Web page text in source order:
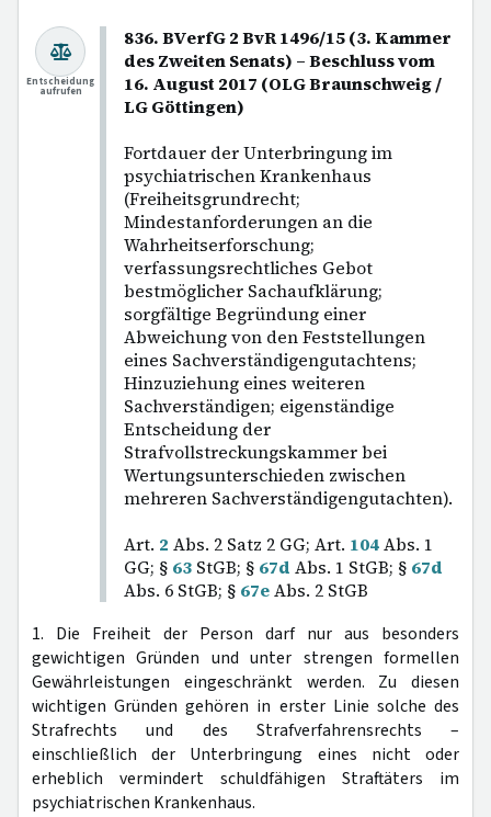
836. BVerfG 2 BvR 1496/15 (3. Kammer
des Zweiten Senats) – Beschluss vom
16. August 2017 (OLG Braunschweig /
LG Göttingen)
Fortdauer der Unterbringung im
psychiatrischen Krankenhaus
(Freiheitsgrundrecht;
Mindestanforderungen an die
Wahrheitserforschung;
verfassungsrechtliches Gebot
bestmöglicher Sachaufklärung;
sorgfältige Begründung einer
Abweichung von den Feststellungen
eines Sachverständigengutachtens;
Hinzuziehung eines weiteren
Sachverständigen; eigenständige
Entscheidung der
Strafvollstreckungskammer bei
Wertungsunterschieden zwischen
mehreren Sachverständigengutachten).
Art. 2 Abs. 2 Satz 2 GG; Art. 104Abs. 1
GG; § 63 StGB; § 67d Abs. 1 StGB; § 67d
Abs. 6 StGB; § 67eAbs. 2 StGB
Entscheidung
aufrufen
1. Die Freiheit der Person darf nur aus besonders
gewichtigen Gründen und unter strengen formellen
Gewährleistungen eingeschränkt werden. Zu diesen
wichtigen Gründen gehören in erster Linie solche des
Strafrechts und des Strafverfahrensrechts –
einschließlich der Unterbringung eines nicht oder
erheblich vermindert schuldfähigen Straftäters im
psychiatrischen Krankenhaus.